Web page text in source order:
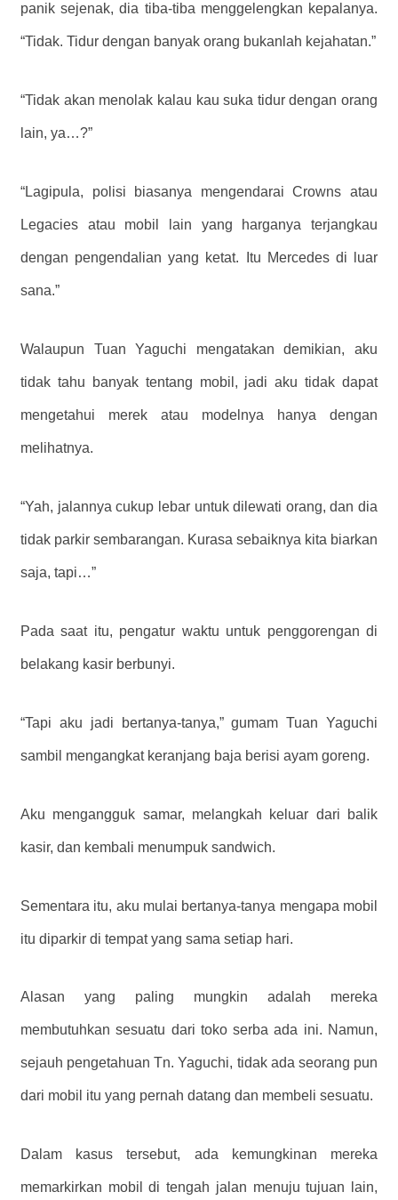
panik sejenak, dia tiba-tiba menggelengkan kepalanya.
“Tidak. Tidur dengan banyak orang bukanlah kejahatan.”
“Tidak akan menolak kalau kau suka tidur dengan orang
lain, ya…?”
“Lagipula, polisi biasanya mengendarai Crowns atau
Legacies atau mobil lain yang harganya terjangkau
dengan pengendalian yang ketat. Itu Mercedes di luar
sana.”
Walaupun Tuan Yaguchi mengatakan demikian, aku
tidak tahu banyak tentang mobil, jadi aku tidak dapat
mengetahui merek atau modelnya hanya dengan
melihatnya.
“Yah, jalannya cukup lebar untuk dilewati orang, dan dia
tidak parkir sembarangan. Kurasa sebaiknya kita biarkan
saja, tapi…”
Pada saat itu, pengatur waktu untuk penggorengan di
belakang kasir berbunyi.
“Tapi aku jadi bertanya-tanya,” gumam Tuan Yaguchi
sambil mengangkat keranjang baja berisi ayam goreng.
Aku mengangguk samar, melangkah keluar dari balik
kasir, dan kembali menumpuk sandwich.
Sementara itu, aku mulai bertanya-tanya mengapa mobil
itu diparkir di tempat yang sama setiap hari.
Alasan yang paling mungkin adalah mereka
membutuhkan sesuatu dari toko serba ada ini. Namun,
sejauh pengetahuan Tn. Yaguchi, tidak ada seorang pun
dari mobil itu yang pernah datang dan membeli sesuatu.
Dalam kasus tersebut, ada kemungkinan mereka
memarkirkan mobil di tengah jalan menuju tujuan lain,